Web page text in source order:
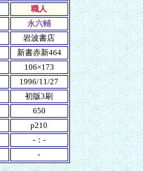
職人
永六輔
岩波書店
新書赤新464
106×173
1996/11/27
初版3刷
650
p210
-：-
-